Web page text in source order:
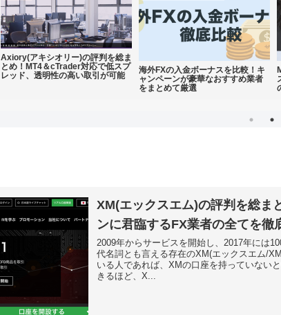
Axiory(アキシオリー)の評判を総ま
とめ！MT4＆cTrader対応で低スプ
レッド、透明性の高い取引が可能
海外FXの入金ボーナスを比較！キ
ャンペーンが豪華なおすすめ業者
をまとめて厳選
XM(エックスエム)の評判を総ま
ンに君臨するFX業者の全てを徹
2009年からサービスを開始し、2017年には
代名詞とも言える存在のXM(エックスエム/
いる人であれば、XMの口座を持っていない
きるほど、X...